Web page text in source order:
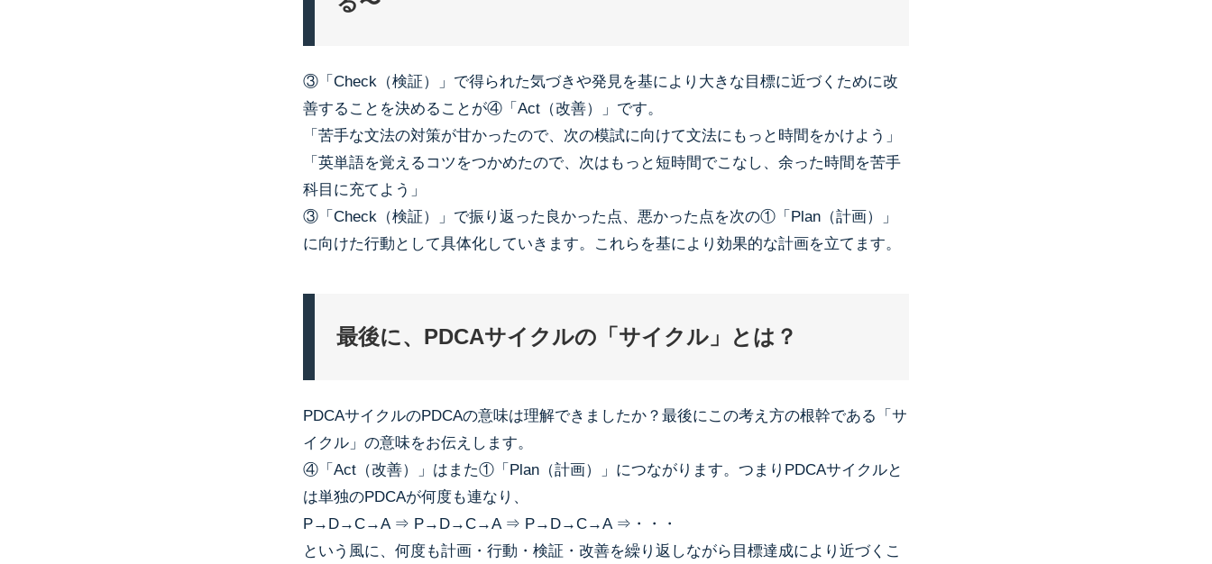
③「Check（検証）」で得られた気づきや発見を基により大きな目標に近づくために改
善することを決めることが④「Act（改善）」です。
「苦手な文法の対策が甘かったので、次の模試に向けて文法にもっと時間をかけよう」
「英単語を覚えるコツをつかめたので、次はもっと短時間でこなし、余った時間を苦手
科目に充てよう」
③「Check（検証）」で振り返った良かった点、悪かった点を次の①「Plan（計画）」
に向けた行動として具体化していきます。これらを基により効果的な計画を立てます。
最後に、PDCAサイクルの「サイクル」とは？
PDCAサイクルのPDCAの意味は理解できましたか？最後にこの考え方の根幹である「サ
イクル」の意味をお伝えします。
④「Act（改善）」はまた①「Plan（計画）」につながります。つまりPDCAサイクルと
は単独のPDCAが何度も連なり、
P→D→C→A ⇒ P→D→C→A ⇒ P→D→C→A ⇒・・・
という風に、何度も計画・行動・検証・改善を繰り返しながら目標達成により近づくこ